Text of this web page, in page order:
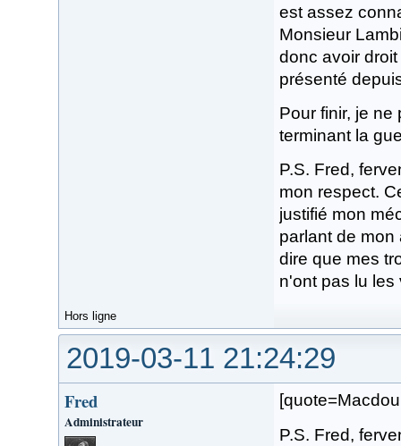
est assez
Monsieur
donc avoir
présenté
Pour finir, je
terminant la
P.S. Fred,
mon respect.
justifié mon
parlant de
dire que mes
n'ont pas lu les
Hors ligne
2019-03-11 21:24:29
Fred
Administrateur
P.S. Fred,